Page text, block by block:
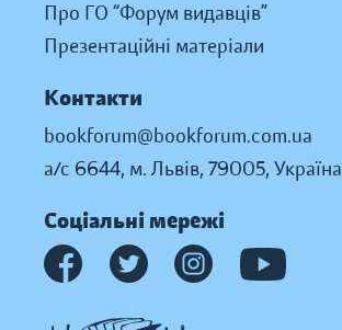
Про ГО “Форум видавців”
Презентаційні матеріали
Контакти
bookforum@bookforum.com.ua
а/с 6644, м. Львів, 79005, Україна
Соціальні мережі